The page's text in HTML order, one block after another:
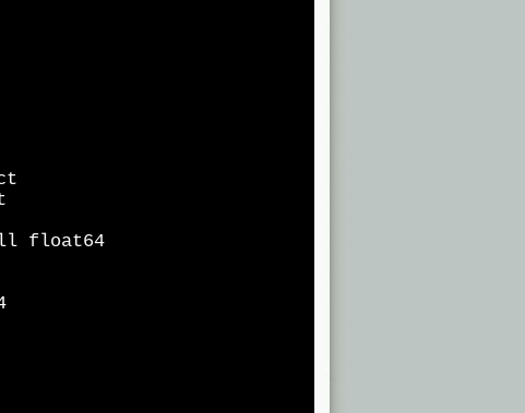
float64